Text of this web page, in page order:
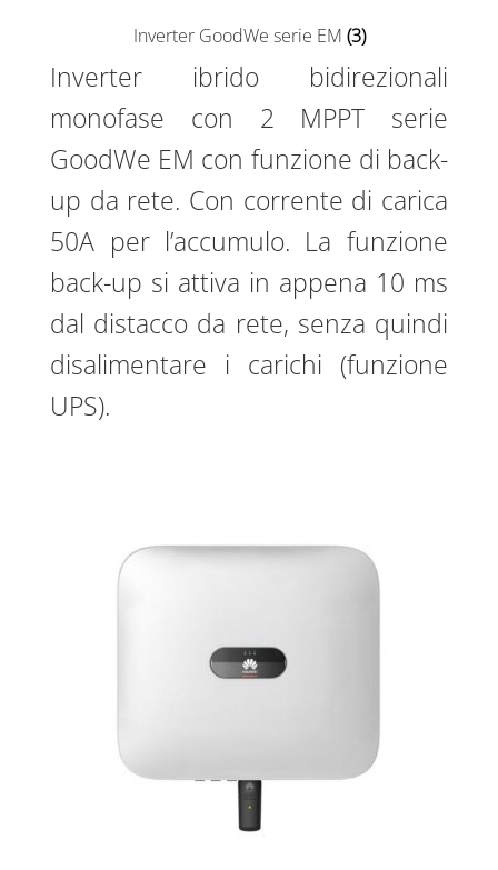
Inverter GoodWe serie EM (3)
Inverter ibrido bidirezionali
monofase con 2 MPPT serie
GoodWe EM con funzione di back-
up da rete. Con corrente di carica
50A per l’accumulo. La funzione
back-up si attiva in appena 10 ms
dal distacco da rete, senza quindi
disalimentare i carichi (funzione
UPS).